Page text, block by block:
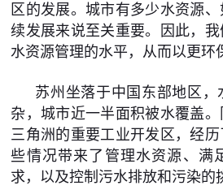
关于我们
区的发展。城市有多少水资源
续发展来说至关重要。因此，
水资源管理的水平，从而以更环
苏州坐落于中国东部地区
杂，城市近一半面积被水覆盖
三角洲的重要工业开发区，经
些情况带来了管理水资源、满
求，以及控制污水排放和污染的